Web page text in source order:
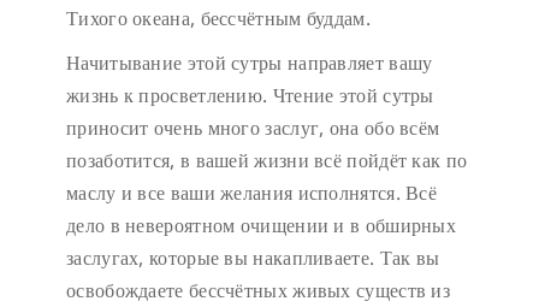
Тихого океана, бессчётным буддам.
Начитывание этой сутры направляет вашу
жизнь к просветлению. Чтение этой сутры
приносит очень много заслуг, она обо всём
позаботится, в вашей жизни всё пойдёт как по
маслу и все ваши желания исполнятся. Всё
дело в невероятном очищении и в обширных
заслугах, которые вы накапливаете. Так вы
освобождаете бессчётных живых существ из